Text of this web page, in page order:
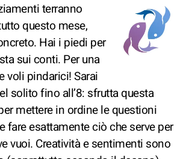
terranno
questo mese,
Hai i piedi per
sui conti. Per una
voli pindarici! Sarai
solito fino all’8: sfrutta questa
mettere in ordine le questioni
fare esattamente ciò che serve per
vuoi. Creatività e sentimenti sono